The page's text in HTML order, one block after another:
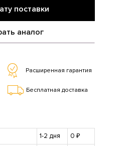
поставки
аналог
Расширенная гарантия
Бесплатная доставка
1-2 дня
0 ₽